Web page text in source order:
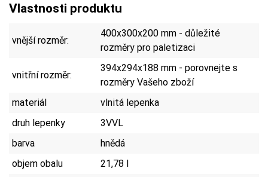
Vlastnosti produktu
vnější rozměr:
400x300x200 mm - důležité
rozměry pro paletizaci
vnitřní rozměr:
394x294x188 mm - porovnejte s
rozměry Vašeho zboží
materiál
vlnitá lepenka
druh lepenky
3VVL
barva
hnědá
objem obalu
21,78 l